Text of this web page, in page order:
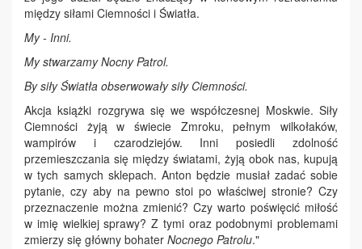
między siłami Ciemności i Światła.
My - Inni.
My stwarzamy Nocny Patrol.
By siły Światła obserwowały siły Ciemności.
Akcja książki rozgrywa się we współczesnej Moskwie. Siły
Ciemności żyją w świecie Zmroku, pełnym wilkołaków,
wampirów i czarodziejów. Inni posiedli zdolność
przemieszczania się między światami, żyją obok nas, kupują
w tych samych sklepach. Anton będzie musiał zadać sobie
pytanie, czy aby na pewno stoi po właściwej stronie? Czy
przeznaczenie można zmienić? Czy warto poświęcić miłość
w imię wielkiej sprawy? Z tymi oraz podobnymi problemami
zmierzy się główny bohater Nocnego Patrolu."